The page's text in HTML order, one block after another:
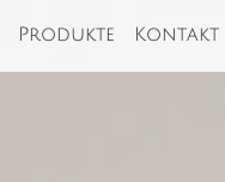
Produkte Kontakt